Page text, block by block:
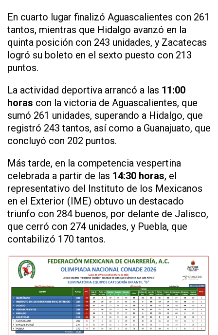
En cuarto lugar finalizó Aguascalientes con 261
tantos, mientras que Hidalgo avanzó en la
quinta posición con 243 unidades, y Zacatecas
logró su boleto en el sexto puesto con 213
puntos.
La actividad deportiva arrancó a las 11:00
horas con la victoria de Aguascalientes, que
sumó 261 unidades, superando a Hidalgo, que
registró 243 tantos, así como a Guanajuato, que
concluyó con 202 puntos.
Más tarde, en la competencia vespertina
celebrada a partir de las 14:30 horas, el
representativo del Instituto de los Mexicanos
en el Exterior (IME) obtuvo un destacado
triunfo con 284 buenos, por delante de Jalisco,
que cerró con 274 unidades, y Puebla, que
contabilizó 170 tantos.